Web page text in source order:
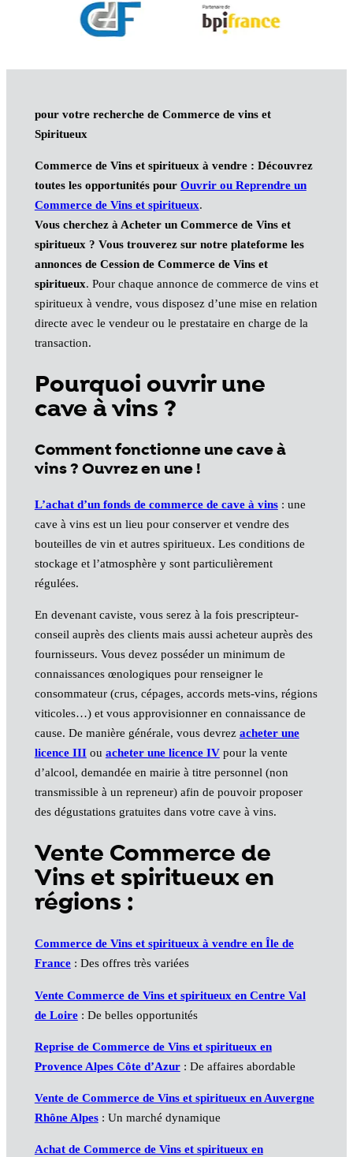
pour votre recherche de Commerce de vins et
Spiritueux
Commerce de Vins et spiritueux à vendre : Découvrez
toutes les opportunités pour Ouvrir ou Reprendre un
Commerce de Vins et spiritueux.
Vous cherchez à Acheter un Commerce de Vins et
spiritueux ? Vous trouverez sur notre plateforme les
annonces de Cession de Commerce de Vins et
spiritueux. Pour chaque annonce de commerce de vins et
spiritueux à vendre, vous disposez d’une mise en relation
directe avec le vendeur ou le prestataire en charge de la
transaction.
Pourquoi ouvrir une
cave à vins ?
Comment fonctionne une cave à
vins ? Ouvrez en une !
L’achat d’un fonds de commerce de cave à vins: une
cave à vins est un lieu pour conserver et vendre des
bouteilles de vin et autres spiritueux. Les conditions de
stockage et l’atmosphère y sont particulièrement
régulées.
En devenant caviste, vous serez à la fois prescripteur-
conseil auprès des clients mais aussi acheteur auprès des
fournisseurs. Vous devez posséder un minimum de
connaissances œnologiques pour renseigner le
consommateur (crus, cépages, accords mets-vins, régions
viticoles…) et vous approvisionner en connaissance de
cause. De manière générale, vous devrez acheter une
licence IIIou acheter une licence IVpour la vente
d’alcool, demandée en mairie à titre personnel (non
transmissible à un repreneur) afin de pouvoir proposer
des dégustations gratuites dans votre cave à vins.
Vente Commerce de
Vins et spiritueux en
régions :
Commerce de Vins et spiritueux à vendre en Île de
France: Des offres très variées
Vente Commerce de Vins et spiritueux en Centre Val
de Loire : De belles opportunités
Reprise de Commerce de Vins et spiritueux en
Provence Alpes Côte d’Azur : De affaires abordable
Vente de Commerce de Vins et spiritueux en Auvergne
Rhône Alpes : Un marché dynamique
Achat de Commerce de Vins et spiritueux en